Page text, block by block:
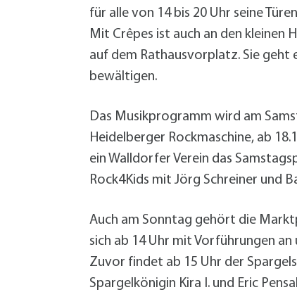
Mitarbeiter von A bis Z
Öffentliche Toiletten
Satzungen, Verordnungen, Richtlinien
Schnittgut- und Recyclingplatz
Service BW
Veranstaltungskalender
Was erledige ich wo?
Wegbeschreibung
für alle von 14 bis 20 Uhr seine
Mit Crêpes ist auch an den
auf dem Rathausvorplatz. Sie
bewältigen.
Das Musikprogramm wird am
Heidelberger Rockmaschine, ab
ein Walldorfer Verein das
Rock4Kids mit Jörg Schreiner und
Auch am Sonntag gehört die
sich ab 14 Uhr mit Vorführungen
Zuvor findet ab 15 Uhr der
Spargelkönigin Kira I. und Eric